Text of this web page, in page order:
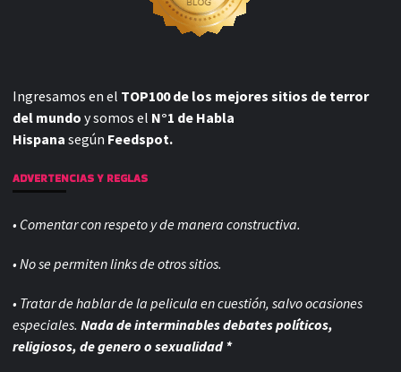
Ingresamos en el TOP100 de los mejores sitios de terror
del mundo y somos el N°1 de Habla
Hispana según Feedspot.
ADVERTENCIAS Y REGLAS
• Comentar con respeto y de manera constructiva.
• No se permiten links de otros sitios.
• Tratar de hablar de la pelicula en cuestión, salvo ocasiones
especiales. Nada de interminables debates políticos,
religiosos, de genero o sexualidad *